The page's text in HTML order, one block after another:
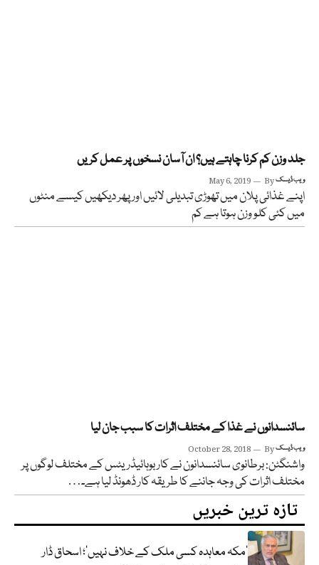
جلد وزن کم کرنا چاہتے ہیں؟ ان آسان نسخوں پر عمل کریں
May 6, 2019 Byویب ڈیسک
اپنے غذائی پلان میں تھوڑی تبدیلی لائیں اور پھر دیکھیں کیسے منٹوں
میں کئی کلو وزن ہوتا ہے کم
سائنسدانوں نے غذا کے مختلف اثرات کا سبب جان لیا
October 28, 2018 Byویب ڈیسک
واشنگٹن: برطانوی سائنسدانون نے کاربوہائیڈریٹس کے مختلف لوگوں پر
مختلف اثرات کی وجہ جاننے کا طریقہ کار ڈھونڈ لیا ہے۔…
تازہ ترین خبریں
‘مکہ معاہدہ کسی ملک کے خلاف نہیں’؛ اسحاق ڈار